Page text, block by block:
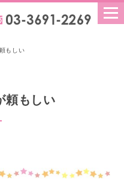
もしい
頼もしい